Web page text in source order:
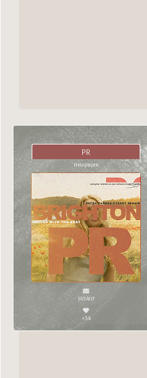
PR
пиарщик
143407
+34